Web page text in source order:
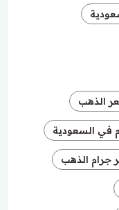
الذهب
في السعودية
جرام الذهب